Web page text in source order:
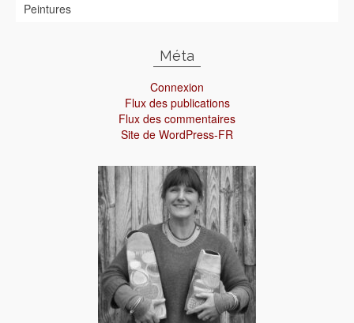
Peintures
Méta
Connexion
Flux des publications
Flux des commentaires
Site de WordPress-FR